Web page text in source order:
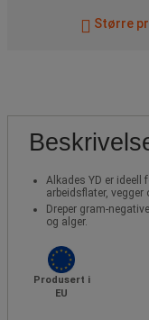
Større
Alkades YD er ideell
arbeidsflater, vegger
Dreper gram-
og alger.
Produsert i
EU